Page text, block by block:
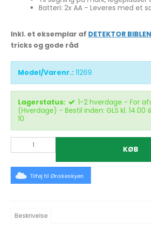
Batteri: 2x AA - Leveres med et
Inkl. et eksemplar af DETEKTOR BIBLEN
tricks og gode råd
Model/Varenr.: 11269
Lagerstatus:
1-2 hverdage - For
(Hverdage) - Bestil inden: GLS kl. 14.00
10
KØB
Tilføj til Ønskeskyen
Beskrivelse